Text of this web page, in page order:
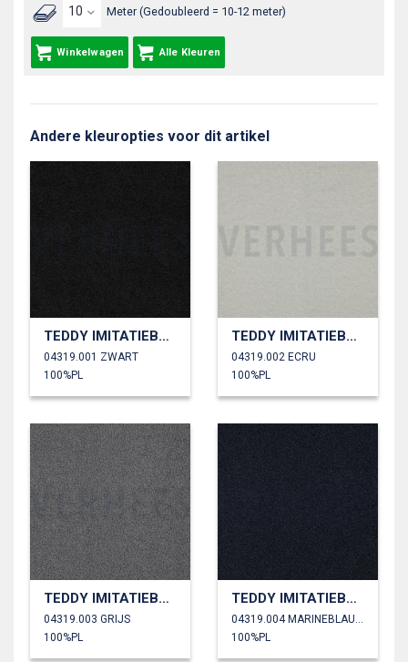
Meter (Gedoubleerd = 10-12 meter)
Winkelwagen Alle Kleuren
Andere kleuropties voor dit artikel
TEDDY IMITATIEBONT
04319.001 ZWART
100%PL
TEDDY IMITATIEBONT
04319.002 ECRU
100%PL
TEDDY IMITATIEBONT
04319.003 GRIJS
100%PL
TEDDY IMITATIEBONT
04319.004 MARINEBLAUW
100%PL